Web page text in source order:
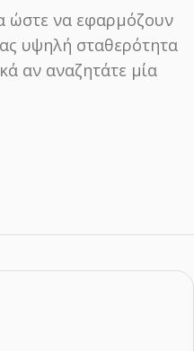
ώστε να εφαρμόζουν
υψηλή σταθερότητα
αν αναζητάτε μία